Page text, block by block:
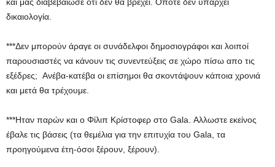
δικαιολογία.
***Δεν μπορούν άραγε οι συνάδελφοι δημοσιογράφοι και λοιποί
παρουσιαστές να κάνουν τις συνεντεύξεις σε χώρο πίσω απο τις
εξέδρες; Ανέβα-κατέβα οι επίσημοι θα σκοντάψουν κάποια χρονιά
και μετά θα τρέχουμε.
***Ηταν παρών και ο Φίλιπ Κρίστοφερ στο Gala. Aλλωστε εκείνος
έβαλε τις βάσεις (τα θεμέλια για την επιτυχία του Gala, τα
προηγούμενα έτη-όσοι ξέρουν, ξέρουν).